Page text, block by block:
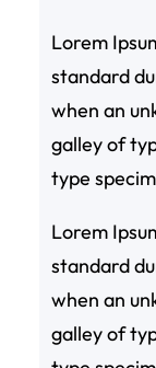
Lorem
standard
when an
galley of
type
Lorem
standard
when an
galley of